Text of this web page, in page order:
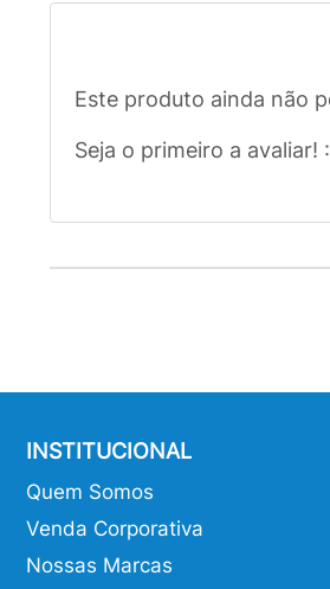
Este produto ainda não
Seja o primeiro a avaliar!
INSTITUCIONAL
Quem Somos
Venda Corporativa
Nossas Marcas